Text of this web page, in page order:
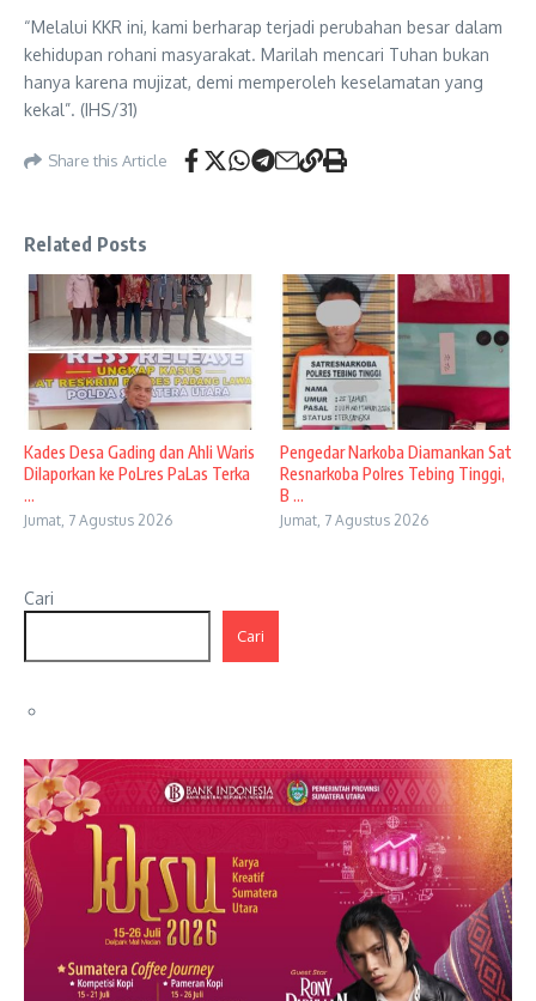
“Melalui KKR ini, kami berharap terjadi perubahan besar dalam
kehidupan rohani masyarakat. Marilah mencari Tuhan bukan
hanya karena mujizat, demi memperoleh keselamatan yang
kekal”. (IHS/31)
Share this Article
Related Posts
Kades Desa Gading dan Ahli Waris
Dilaporkan ke PoLres PaLas Terka
...
Jumat, 7 Agustus 2026
Pengedar Narkoba Diamankan Sat
Resnarkoba Polres Tebing Tinggi,
B ...
Jumat, 7 Agustus 2026
Cari
Cari